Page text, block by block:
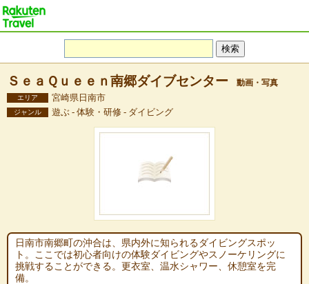
ＳｅａＱｕｅｅｎ南郷ダイブセンター 動画・写真
エリア 宮崎県日南市
ジャンル 遊ぶ - 体験・研修 - ダイビング
日南市南郷町の沖合は、県内外に知られるダイビングスポッ
ト。ここでは初心者向けの体験ダイビングやスノーケリングに
挑戦することができる。更衣室、温水シャワー、休憩室を完
備。